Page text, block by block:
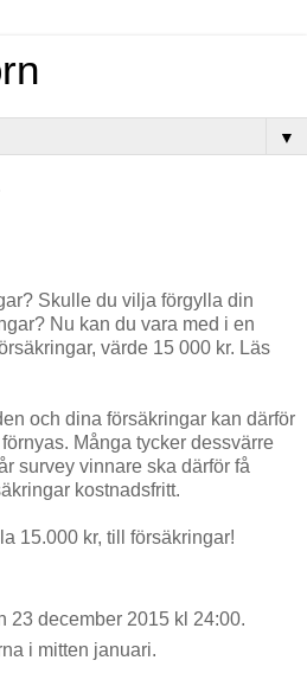
▼
Skulle du vilja förgylla din
Nu kan du vara med i en
värde 15 000 kr. Läs
och dina försäkringar kan därför
Många tycker dessvärre
survey vinnare ska därför få
kostnadsfritt.
15.000 kr, till försäkringar!
23 december 2015 kl 24:00.
i mitten januari.